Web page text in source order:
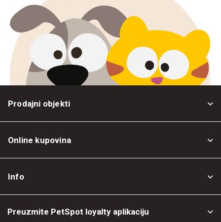
Prodajni objekti
Online kupovina
Info
Preuzmite PetSpot loyalty aplikaciju